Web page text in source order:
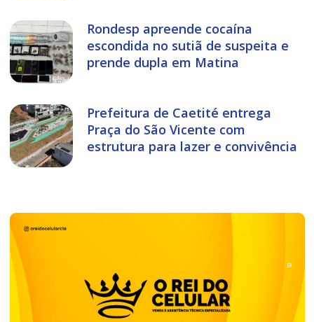
Rondesp apreende cocaína
escondida no sutiã de suspeita e
prende dupla em Matina
Prefeitura de Caetité entrega
Praça do São Vicente com
estrutura para lazer e convivência